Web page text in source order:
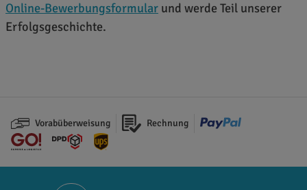
Online-Bewerbungsformular und werde Teil unserer
Erfolgsgeschichte.
Vorabüberweisung Rechnung